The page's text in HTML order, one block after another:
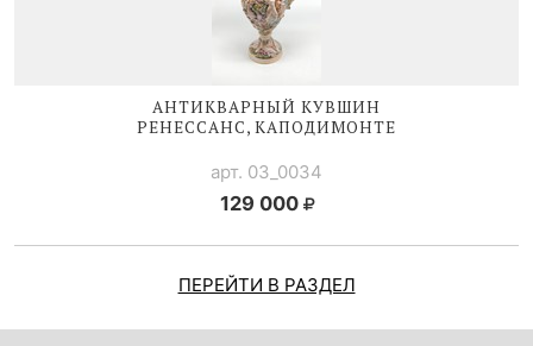
АНТИКВАРНЫЙ КУВШИН
РЕНЕССАНС, КАПОДИМОНТЕ
арт. 03_0034
129 000
ПЕРЕЙТИ В РАЗДЕЛ